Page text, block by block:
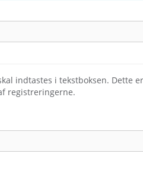
indtastes i tekstboksen. Dette er
registreringerne.